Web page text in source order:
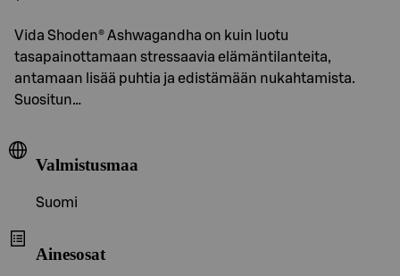
Vida Shoden® Ashwagandha on kuin luotu
tasapainottamaan stressaavia elämäntilanteita,
antamaan lisää puhtia ja edistämään nukahtamista.
Suositun…
Valmistusmaa
Suomi
Ainesosat